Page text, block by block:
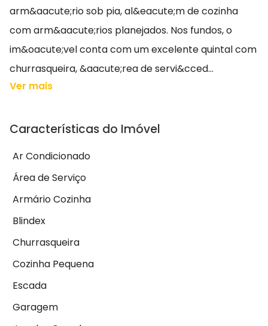
arm&aacute;rio sob pia, al&eacute;m de cozinha
com arm&aacute;rios planejados. Nos fundos, o
im&oacute;vel conta com um excelente quintal com
churrasqueira, &aacute;rea de servi&cced...
Ver mais
Características do Imóvel
Ar Condicionado
Área de Serviço
Armário Cozinha
Blindex
Churrasqueira
Cozinha Pequena
Escada
Garagem